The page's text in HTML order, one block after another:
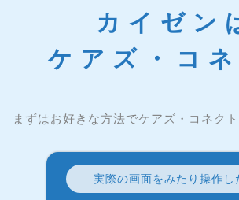
カイゼン
ケアズ・コネ
まずはお好きな方法でケアズ・コネク
実際の画面をみたり操作し